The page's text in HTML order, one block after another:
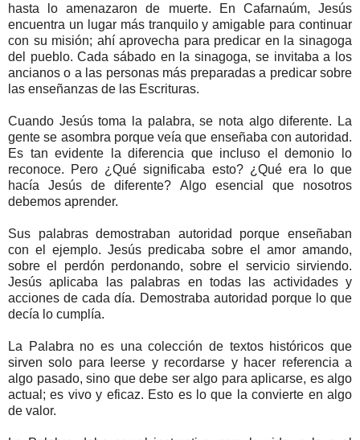
hasta lo amenazaron de muerte. En Cafarnaúm, Jesús
encuentra un lugar más tranquilo y amigable para continuar
con su misión; ahí aprovecha para predicar en la sinagoga
del pueblo. Cada sábado en la sinagoga, se invitaba a los
ancianos o a las personas más preparadas a predicar sobre
las enseñanzas de las Escrituras.
Cuando Jesús toma la palabra, se nota algo diferente. La
gente se asombra porque veía que enseñaba con autoridad.
Es tan evidente la diferencia que incluso el demonio lo
reconoce. Pero ¿Qué significaba esto? ¿Qué era lo que
hacía Jesús de diferente? Algo esencial que nosotros
debemos aprender.
Sus palabras demostraban autoridad porque enseñaban
con el ejemplo. Jesús predicaba sobre el amor amando,
sobre el perdón perdonando, sobre el servicio sirviendo.
Jesús aplicaba las palabras en todas las actividades y
acciones de cada día. Demostraba autoridad porque lo que
decía lo cumplía.
La Palabra no es una colección de textos históricos que
sirven solo para leerse y recordarse y hacer referencia a
algo pasado, sino que debe ser algo para aplicarse, es algo
actual; es vivo y eficaz. Esto es lo que la convierte en algo
de valor.